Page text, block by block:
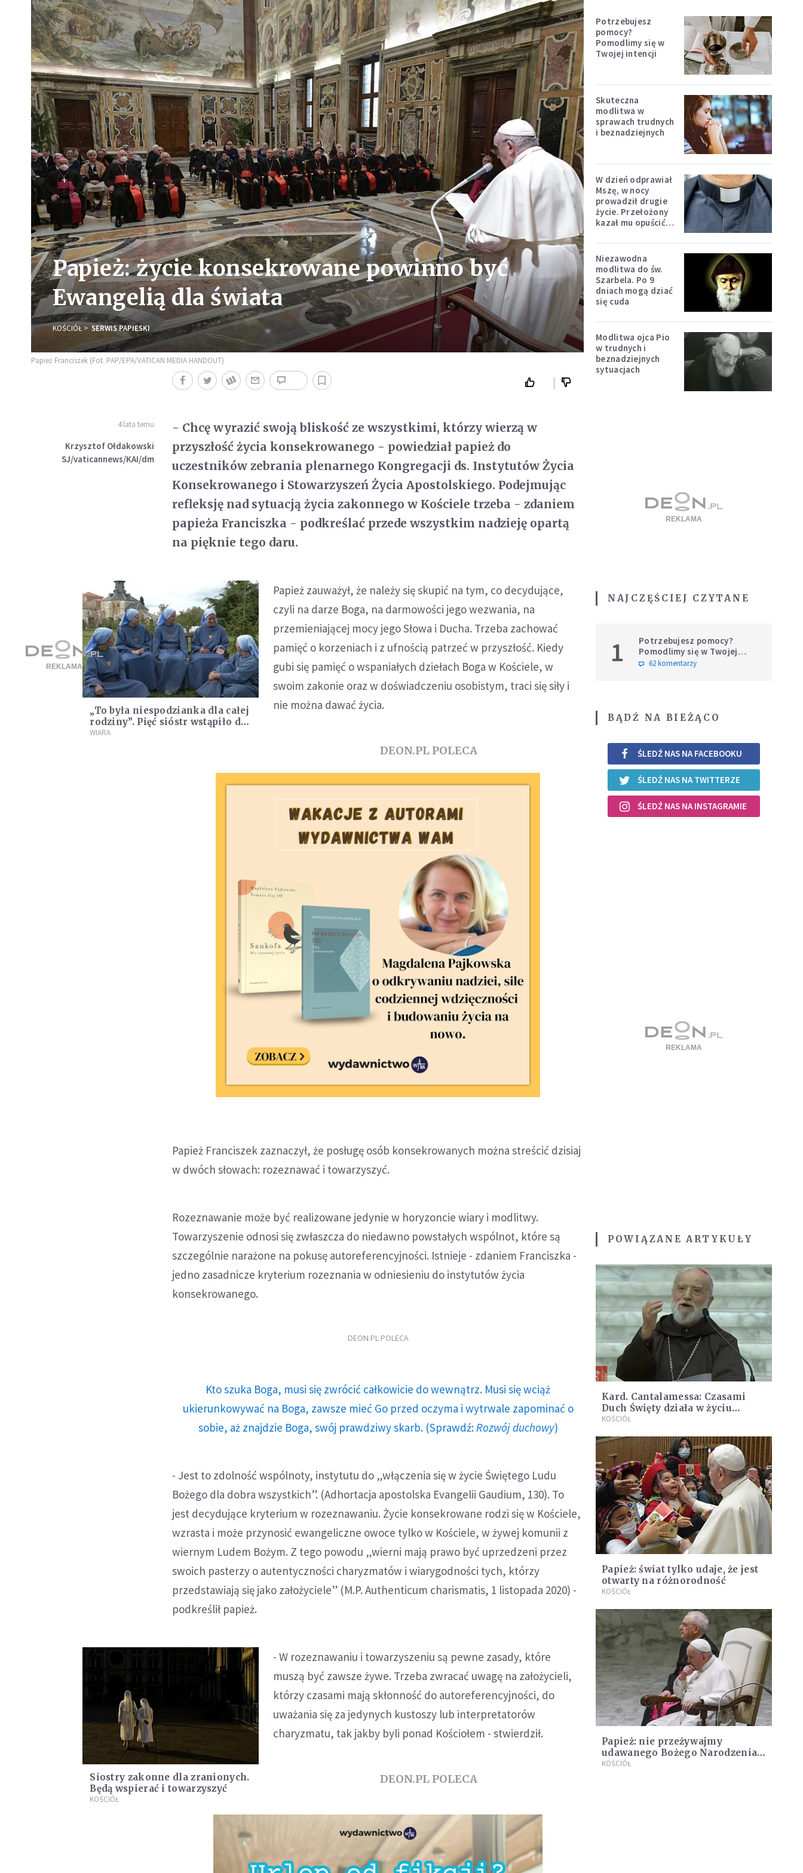
Papież: życie konsekrowane powinno być
Ewangelią dla świata
KOŚCIÓŁ SERWIS PAPIESKI
Papież Franciszek (Fot. PAP/EPA/VATICAN MEDIA HANDOUT)
4 lata temu
Krzysztof Ołdakowski
SJ/vaticannews/KAI/dm
- Chcę wyrazić swoją bliskość ze wszystkimi, którzy wierzą w
przyszłość życia konsekrowanego - powiedział papież do
uczestników zebrania plenarnego Kongregacji ds. Instytutów Życia
Konsekrowanego i Stowarzyszeń Życia Apostolskiego. Podejmując
refleksję nad sytuacją życia zakonnego w Kościele trzeba - zdaniem
papieża Franciszka - podkreślać przede wszystkim nadzieję opartą
na pięknie tego daru.
„To była niespodzianka dla całej
rodziny”. Pięć sióstr wstąpiło do
jednego zgromadzenia
WIARA
Papież zauważył, że należy się skupić na tym, co decydujące,
czyli na darze Boga, na darmowości jego wezwania, na
przemieniającej mocy jego Słowa i Ducha. Trzeba zachować
pamięć o korzeniach i z ufnością patrzeć w przyszłość. Kiedy
gubi się pamięć o wspaniałych dziełach Boga w Kościele, w
swoim zakonie oraz w doświadczeniu osobistym, traci się siły i
nie można dawać życia.
DEON.PL POLECA
Papież Franciszek zaznaczył, że posługę osób konsekrowanych można streścić dzisiaj
w dwóch słowach: rozeznawać i towarzyszyć.
Rozeznawanie może być realizowane jedynie w horyzoncie wiary i modlitwy.
Towarzyszenie odnosi się zwłaszcza do niedawno powstałych wspólnot, które są
szczególnie narażone na pokusę autoreferencyjności. Istnieje - zdaniem Franciszka -
jedno zasadnicze kryterium rozeznania w odniesieniu do instytutów życia
konsekrowanego.
DEON.PL POLECA
Kto szuka Boga, musi się zwrócić całkowicie do wewnątrz. Musi się wciąż
ukierunkowywać na Boga, zawsze mieć Go przed oczyma i wytrwale zapominać o
sobie, aż znajdzie Boga, swój prawdziwy skarb. (Sprawdź: Rozwój duchowy)
- Jest to zdolność wspólnoty, instytutu do „włączenia się w życie Świętego Ludu
Bożego dla dobra wszystkich”. (Adhortacja apostolska Evangelii Gaudium, 130). To
jest decydujące kryterium w rozeznawaniu. Życie konsekrowane rodzi się w Kościele,
wzrasta i może przynosić ewangeliczne owoce tylko w Kościele, w żywej komunii z
wiernym Ludem Bożym. Z tego powodu „wierni mają prawo być uprzedzeni przez
swoich pasterzy o autentyczności charyzmatów i wiarygodności tych, którzy
przedstawiają się jako założyciele” (M.P. Authenticum charismatis, 1 listopada 2020) -
podkreślił papież.
Siostry zakonne dla zranionych.
Będą wspierać i towarzyszyć
KOŚCIÓŁ
- W rozeznawaniu i towarzyszeniu są pewne zasady, które
muszą być zawsze żywe. Trzeba zwracać uwagę na założycieli,
którzy czasami mają skłonność do autoreferencyjności, do
uważania się za jedynych kustoszy lub interpretatorów
charyzmatu, tak jakby byli ponad Kościołem - stwierdził.
DEON.PL POLECA
Potrzebujesz
pomocy?
Pomodlimy się w
Twojej intencji
Skuteczna
modlitwa w
sprawach trudnych
i beznadziejnych
W dzień odprawiał
Mszę, w nocy
prowadził drugie
życie. Przełożony
kazał mu opuścić
Niezawodna
modlitwa do św.
Szarbela. Po 9
dniach mogą dziać
się cuda
Modlitwa ojca Pio
w trudnych i
beznadziejnych
sytuacjach
NAJCZĘŚCIEJ CZYTANE
1
Potrzebujesz pomocy?
Pomodlimy się w Twojej
intencji
62 komentarzy
BĄDŹ NA BIEŻĄCO
ŚLEDŹ NAS NA FACEBOOKU
ŚLEDŹ NAS NA TWITTERZE
ŚLEDŹ NAS NA INSTAGRAMIE
POWIĄZANE ARTYKUŁY
Kard. Cantalamessa: Czasami
Duch Święty działa w życiu
człowieka nagle i intensywnie
KOŚCIÓŁ
Papież: świat tylko udaje, że jest
otwarty na różnorodność
KOŚCIÓŁ
Papież: nie przeżywajmy
udawanego Bożego Narodzenia,
tego handlowego
KOŚCIÓŁ